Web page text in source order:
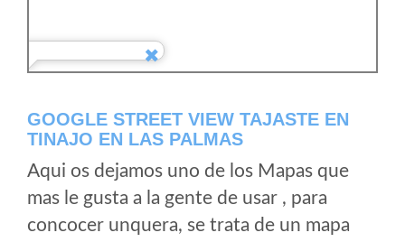
GOOGLE STREET VIEW TAJASTE EN
TINAJO EN LAS PALMAS
Aqui os dejamos uno de los Mapas que
mas le gusta a la gente de usar , para
concocer unquera, se trata de un mapa